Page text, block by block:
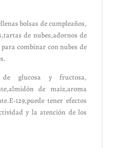
bolsas de cumpleaños,
de nubes,adornos de
combinar con nubes de
de glucosa y fructosa,
de maíz,aroma
129,puede tener efectos
y la atención de los